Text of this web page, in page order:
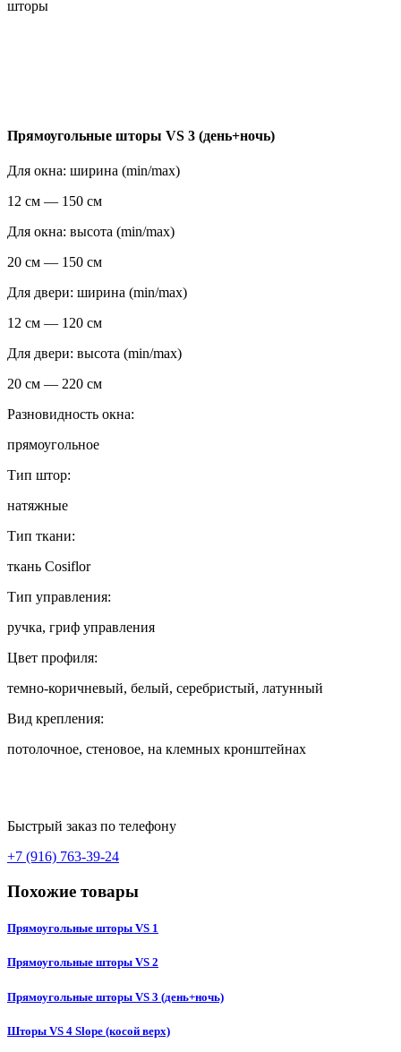
шторы
Прямоугольные шторы VS 3 (день+ночь)
Для окна: ширина (min/max)
12 см — 150 см
Для окна: высота (min/max)
20 см — 150 см
Для двери: ширина (min/max)
12 см — 120 см
Для двери: высота (min/max)
20 см — 220 см
Разновидность окна:
прямоугольное
Тип штор:
натяжные
Тип ткани:
ткань Cosiflor
Тип управления:
ручка, гриф управления
Цвет профиля:
темно-коричневый, белый, серебристый, латунный
Вид крепления:
потолочное, стеновое, на клемных кронштейнах
Быстрый заказ по телефону
+7 (916) 763-39-24
Похожие товары
Прямоугольные шторы VS 1
Прямоугольные шторы VS 2
Прямоугольные шторы VS 3 (день+ночь)
Шторы VS 4 Slope (косой верх)